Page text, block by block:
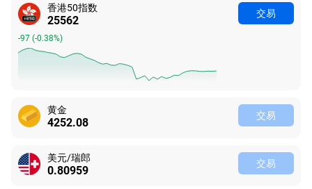
香港50指数
25563
-96(-0.37%)
交易
黄金
4252.08 交易
美元/瑞郎
0.80949 交易